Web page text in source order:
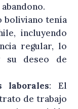
boliviano tenía
incluyendo
regular, lo
su deseo de
laborales: El
de trabajo